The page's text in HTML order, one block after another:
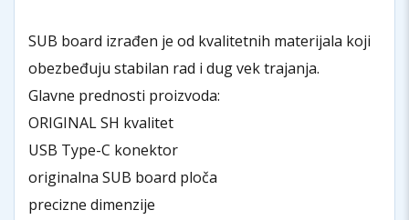
SUB board izrađen je od kvalitetnih materijala koji
obezbeđuju stabilan rad i dug vek trajanja.
Glavne prednosti proizvoda:
ORIGINAL SH kvalitet
USB Type-C konektor
originalna SUB board ploča
precizne dimenzije